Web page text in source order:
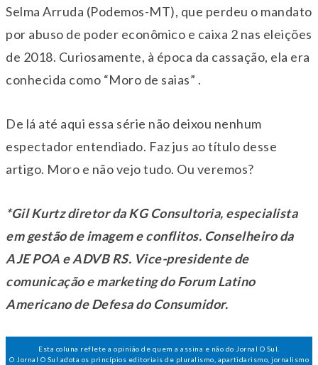
Selma Arruda (Podemos-MT), que perdeu o mandato
por abuso de poder econômico e caixa 2 nas eleições
de 2018. Curiosamente, à época da cassação, ela era
conhecida como “Moro de saias” .
De lá até aqui essa série não deixou nenhum
espectador entendiado. Faz jus ao título desse
artigo. Moro e não vejo tudo. Ou veremos?
*Gil Kurtz diretor da KG Consultoria, especialista
em gestão de imagem e conflitos. Conselheiro da
AJE POA e ADVB RS. Vice-presidente de
comunicação e marketing do Forum Latino
Americano de Defesa do Consumidor.
Esta coluna reflete a opinião de quem a assina e não do Jornal O Sul.
O Jornal O Sul adota os princípios editoriais de pluralismo, apartidarismo, jornalismo